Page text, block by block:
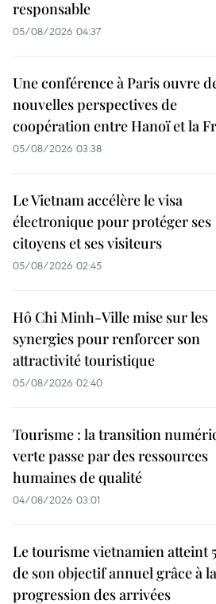
responsable
05/08/2026 04:37
Une conférence à Paris ouvre
nouvelles perspectives de
coopération entre Hanoï et la
05/08/2026 03:38
Le Vietnam accélère le visa
électronique pour protéger ses
citoyens et ses visiteurs
05/08/2026 02:45
Hô Chi Minh-Ville mise sur les
synergies pour renforcer son
attractivité touristique
05/08/2026 02:40
Tourisme : la transition
verte passe par des ressources
humaines de qualité
04/08/2026 03:01
Le tourisme vietnamien atteint
de son objectif annuel grâce à la
progression des arrivées